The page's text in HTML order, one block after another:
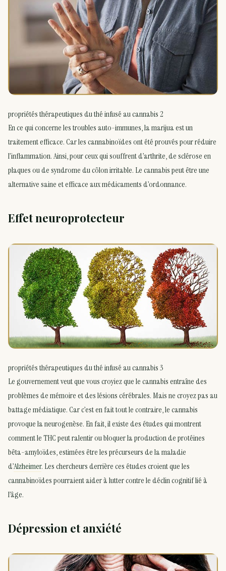
propriétés thérapeutiques du thé infusé au cannabis 2
En ce qui concerne les troubles auto-immunes, la marijua est un
traitement efficace. Car les cannabinoïdes ont été prouvés pour réduire
l’inflammation. Ainsi, pour ceux qui souffrent d’arthrite, de sclérose en
plaques ou de syndrome du côlon irritable. Le cannabis peut être une
alternative saine et efficace aux médicaments d’ordonnance.
Effet neuroprotecteur
propriétés thérapeutiques du thé infusé au cannabis 3
Le gouvernement veut que vous croyiez que le cannabis entraîne des
problèmes de mémoire et des lésions cérébrales. Mais ne croyez pas au
battage médiatique. Car c’est en fait tout le contraire, le cannabis
provoque la neurogenèse. En fait, il existe des études qui montrent
comment le THC peut ralentir ou bloquer la production de protéines
bêta-amyloïdes, estimées être les précurseurs de la maladie
d’Alzheimer. Les chercheurs derrière ces études croient que les
cannabinoïdes pourraient aider à lutter contre le déclin cognitif lié à
l’âge.
Dépression et anxiété